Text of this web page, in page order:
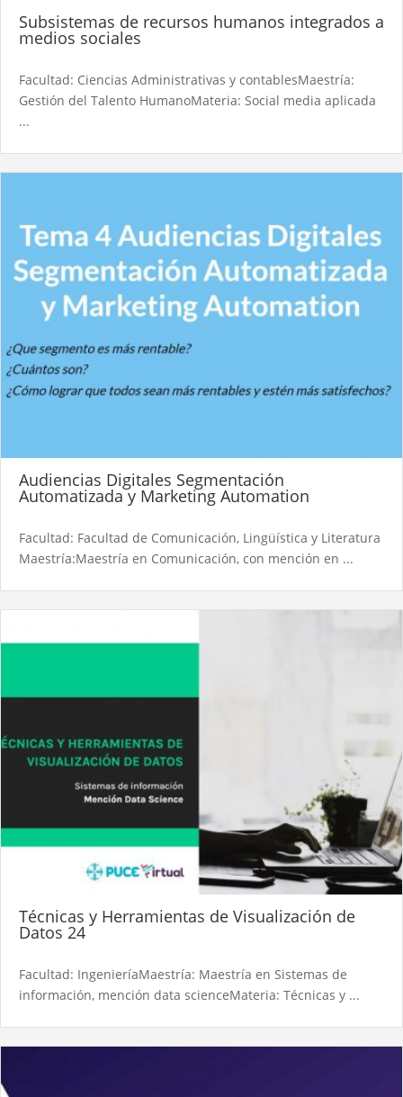
Subsistemas de recursos humanos integrados a
medios sociales
Facultad: Ciencias Administrativas y contablesMaestría:
Gestión del Talento HumanoMateria: Social media aplicada
...
Audiencias Digitales Segmentación
Automatizada y Marketing Automation
Facultad: Facultad de Comunicación, Lingüística y Literatura
Maestría:Maestría en Comunicación, con mención en ...
Técnicas y Herramientas de Visualización de
Datos 24
Facultad: IngenieríaMaestría: Maestría en Sistemas de
información, mención data scienceMateria: Técnicas y ...